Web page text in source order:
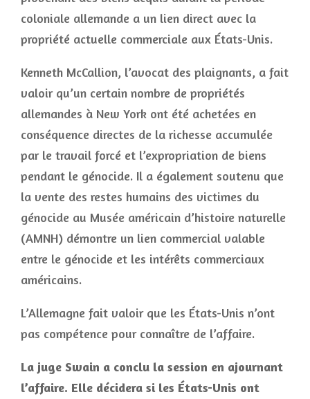
coloniale allemande a un lien direct avec la
propriété actuelle commerciale aux États-Unis.
Kenneth McCallion, l’avocat des plaignants, a fait
valoir qu’un certain nombre de propriétés
allemandes à New York ont été achetées en
conséquence directes de la richesse accumulée
par le travail forcé et l’expropriation de biens
pendant le génocide. Il a également soutenu que
la vente des restes humains des victimes du
génocide au Musée américain d’histoire naturelle
(AMNH) démontre un lien commercial valable
entre le génocide et les intérêts commerciaux
américains.
L’Allemagne fait valoir que les États-Unis n’ont
pas compétence pour connaître de l’affaire.
La juge Swain a conclu la session en ajournant
l’affaire. Elle décidera si les États-Unis ont